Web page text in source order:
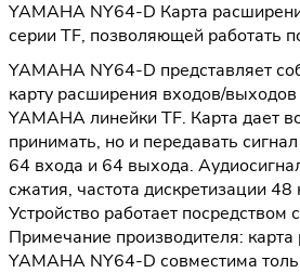
YAMAHA NY64-D Карта
серии TF, позволяющей работать
YAMAHA NY64-D представляет
карту расширения входов/
YAMAHA линейки TF. Карта дает
принимать, но и передавать
64 входа и 64 выхода.
сжатия, частота дискретизации 48
Устройство работает посредством
Примечание производителя:
YAMAHA NY64-D совместима